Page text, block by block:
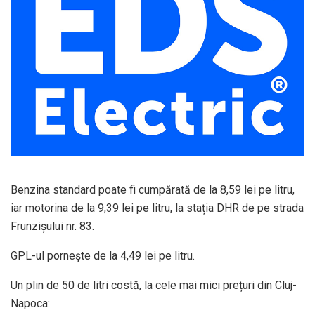
Benzina standard poate fi cumpărată de la 8,59 lei pe litru,
iar motorina de la 9,39 lei pe litru, la stația DHR de pe strada
Frunzișului nr. 83.
GPL-ul pornește de la 4,49 lei pe litru.
Un plin de 50 de litri costă, la cele mai mici prețuri din Cluj-
Napoca: